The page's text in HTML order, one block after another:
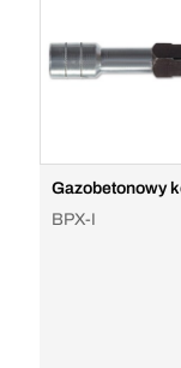
Gazobetonowy
BPX-I